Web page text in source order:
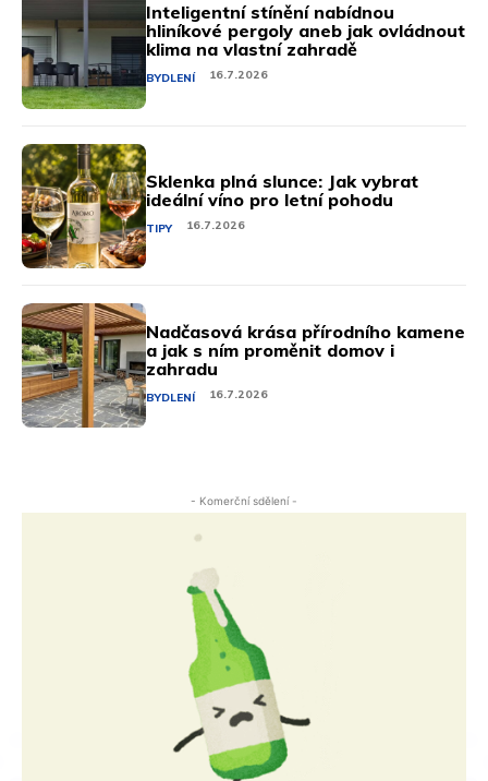
Inteligentní stínění nabídnou
hliníkové pergoly aneb jak ovládnout
klima na vlastní zahradě
BYDLENÍ 16.7.2026
Sklenka plná slunce: Jak vybrat
ideální víno pro letní pohodu
TIPY 16.7.2026
Nadčasová krása přírodního kamene
a jak s ním proměnit domov i
zahradu
BYDLENÍ 16.7.2026
- Komerční sdělení -